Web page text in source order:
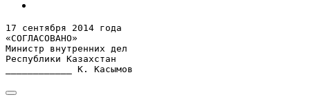
17 сентября 2014 года
«СОГЛАСОВАНО»
Министр внутренних дел
Республики Казахстан
____________ К. Касымов